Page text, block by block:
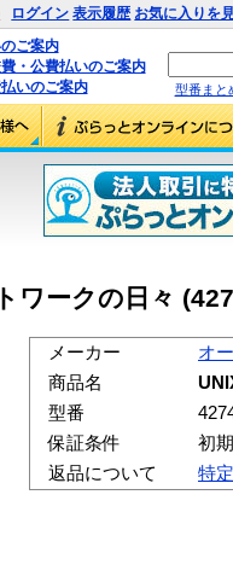
ログイン 表示履歴 お気に入りを
ご案内
・公費払いのご案内
いのご案内
型番まと
ワークの日々
メーカー
オ
商品名
型番
保証条件
初
返品について
特